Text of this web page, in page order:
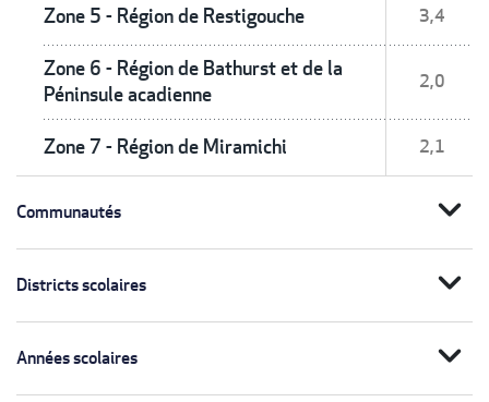
Zone 5 - Région de Restigouche 3,4
Zone 6 - Région de Bathurst et de la
Péninsule acadienne
2,0
Zone 7 - Région de Miramichi 2,1
Communautés expand_more
Districts scolaires expand_more
Années scolaires expand_more